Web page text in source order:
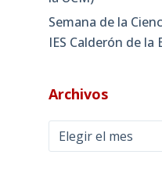
Semana de la
IES Calderón de la
Archivos
Archivos